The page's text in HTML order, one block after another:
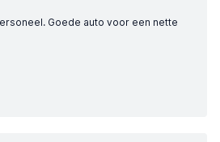
Goede auto voor een nette